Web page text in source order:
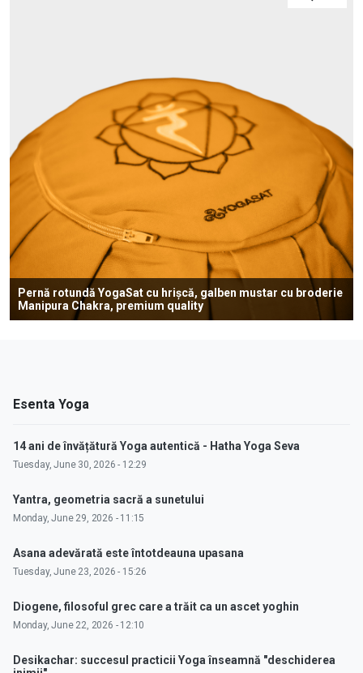
Pernă rotundă YogaSat cu hrișcă, galben mustar cu broderie
Manipura Chakra, premium quality
Esenta Yoga
14 ani de învățătură Yoga autentică - Hatha Yoga Seva
Tuesday, June 30, 2026 - 12:29
Yantra, geometria sacră a sunetului
Monday, June 29, 2026 - 11:15
Asana adevărată este întotdeauna upasana
Tuesday, June 23, 2026 - 15:26
Diogene, filosoful grec care a trăit ca un ascet yoghin
Monday, June 22, 2026 - 12:10
Desikachar: succesul practicii Yoga înseamnă "deschiderea